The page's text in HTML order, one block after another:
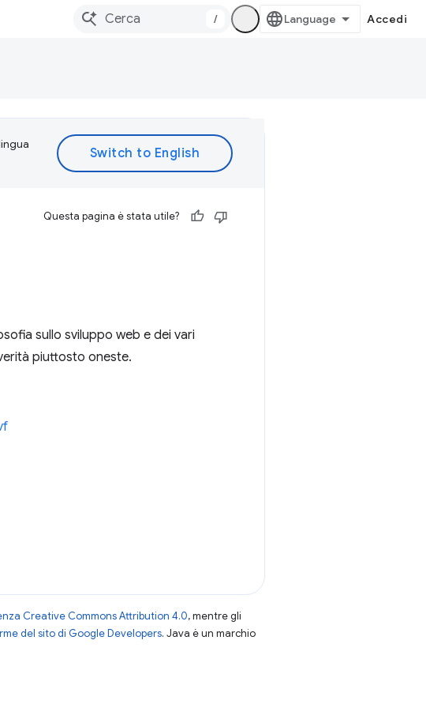
/ Accedi
Questa pagina è stata utile?
sullo sviluppo web e dei vari
piuttosto oneste.
Creative Commons Attribution 4.0, mentre gli
del sito di Google Developers. Java è un marchio